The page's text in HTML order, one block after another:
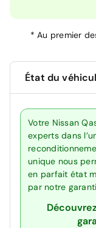
*Au premier
État du
Votre Nissan
experts dans
unique nous
en parfait état
par notre